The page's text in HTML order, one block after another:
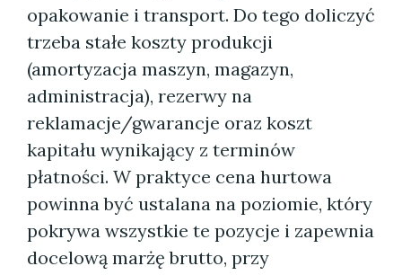
opakowanie i transport. Do tego doliczyć
trzeba stałe koszty produkcji
(amortyzacja maszyn, magazyn,
administracja), rezerwy na
reklamacje/gwarancje oraz koszt
kapitału wynikający z terminów
płatności. W praktyce cena hurtowa
powinna być ustalana na poziomie, który
pokrywa wszystkie te pozycje i zapewnia
docelową marżę brutto, przy